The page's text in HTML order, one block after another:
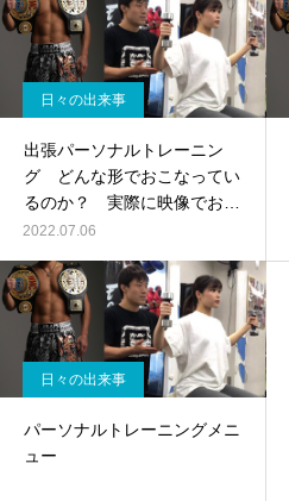
で答えます
日々の出来事
出張パーソナルトレーニン
グ どんな形でおこなってい
るのか？ 実際に映像でお届
けします
2022.07.06
日々の出来事
パーソナルトレーニングメニ
ュー